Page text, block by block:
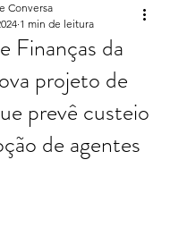
Finanças da
projeto de
prevê custeio
de agentes
Conversa
1 min de leitura